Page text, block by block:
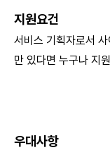
지원요건
서비스 기획자로서
만 있다면 누구나 지
우대사항